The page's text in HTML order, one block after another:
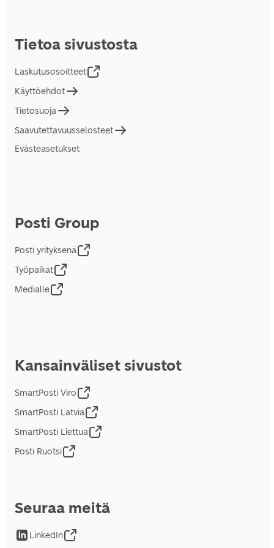
Tietoa sivustosta
Laskutusosoitteet
Käyttöehdot
Tietosuoja
Saavutettavuusselosteet
Evästeasetukset
Posti Group
Posti yrityksenä
Työpaikat
Medialle
Kansainväliset sivustot
SmartPosti Viro
SmartPosti Latvia
SmartPosti Liettua
Posti Ruotsi
Seuraa meitä
LinkedIn